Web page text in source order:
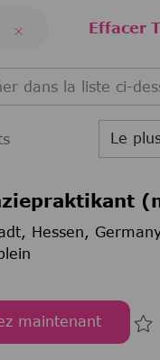
Effacer
Hessen,
maintenant
(m/w/d)